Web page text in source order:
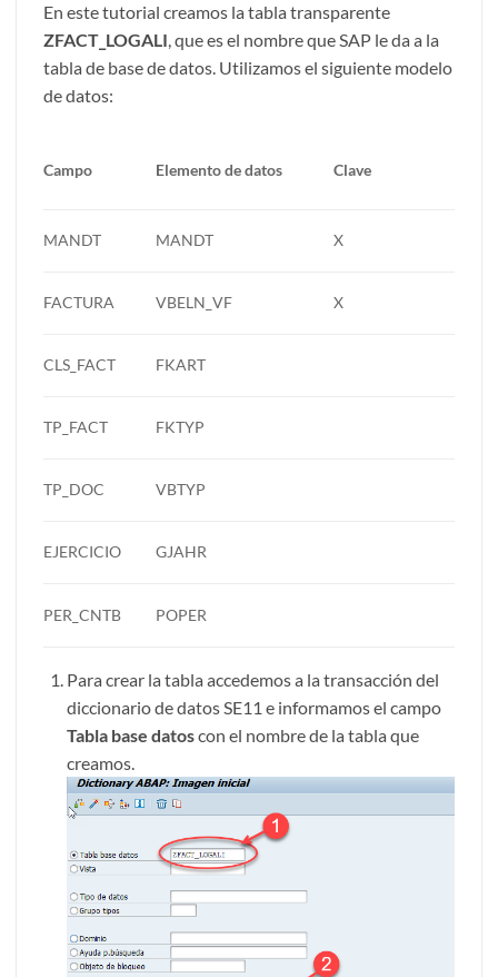
En este tutorial creamos la tabla transparente
ZFACT_LOGALI, que es el nombre que SAP le da a la
tabla de base de datos. Utilizamos el siguiente modelo
de datos:
Campo Elemento de datos Clave
MANDT MANDT X
FACTURA VBELN_VF X
CLS_FACT FKART
TP_FACT FKTYP
TP_DOC VBTYP
EJERCICIO GJAHR
PER_CNTB POPER
Para crear la tabla accedemos a la transacción del
diccionario de datos SE11 e informamos el campo
Tabla base datoscon el nombre de la tabla que
creamos.